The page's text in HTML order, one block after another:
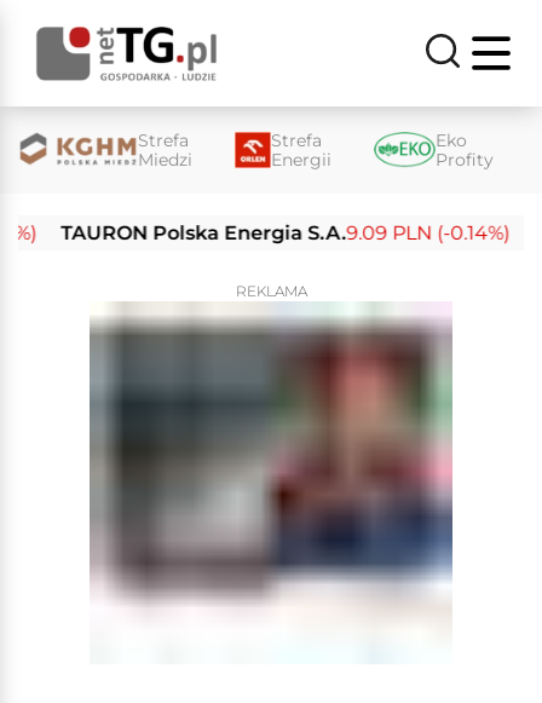
Strefa
Miedzi
Strefa
Energii
Eko
Profity
TAURON Polska Energia S.A.9.09 PLN (-0.14%) Enea
REKLAMA